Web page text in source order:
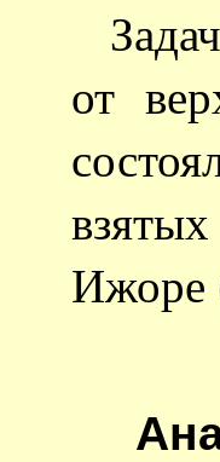
от
Ижоре